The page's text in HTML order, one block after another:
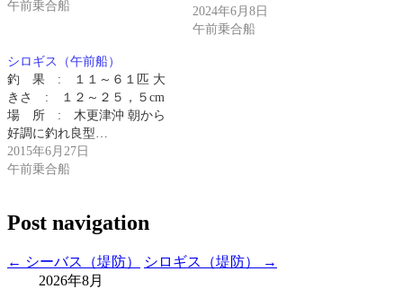
午前乗合船
2024年6月8日
午前乗合船
シロギス（午前船）
釣 果 : １１～６１匹 大
きさ : １２～２５，５cm
場 所 : 木更津沖 朝から
好調に釣れ良型…
2015年6月27日
午前乗合船
Post navigation
← シーバス（堤防） シロギス（堤防）
→
2026年8月